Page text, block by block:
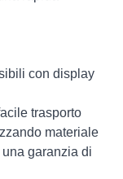
con display
trasporto
materiale
garanzia di